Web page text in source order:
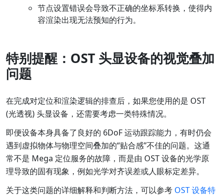
节点设置错误会导致不正确的坐标系转换，使得内
容渲染出现无法预知的行为。
特别提醒：OST 头显设备的视觉叠加
问题
在完成对定位和渲染逻辑的排查后，如果您使用的是 OST
(光透视) 头显设备，还需要考虑一类特殊情况。
即便设备本身具备了良好的 6DoF 运动跟踪能力，有时仍会
遇到虚拟物体与物理空间叠加的“贴合感”不佳的问题。这通
常不是 Mega 定位服务的故障，而是由 OST 设备的光学原
理导致的固有现象，例如光学对齐误差或人眼标定差异。
关于这类问题的详细解释和判断方法，可以参考 OST 设备特